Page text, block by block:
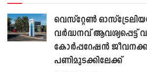
വെസ്റ്റേൺ
വർദ്ധനവ് ആവശ്യപ്പെട്ട്
കോർപ്പറേഷൻ
പണിമുടക്കിലേക്ക്